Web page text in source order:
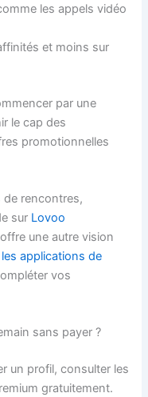
les appels vidéo
et moins sur
par une
le cap des
promotionnelles
de rencontres,
sur Lovoo
une autre vision
les applications de
vos
sans payer ?
un profil, consulter les
gratuitement.